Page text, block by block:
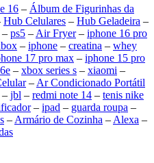
16 – Álbum de Figurinhas da
Hub Celulares – Hub Geladeira –
– ps5 – Air Fryer– iphone 16 pro
– iphone – creatina – whey
17 pro max – iphone 15 pro
– xbox series s – xiaomi –
– Ar Condicionado Portátil
– jbl – redmi note 14 – tenis nike
– ipad – guarda roupa –
– Armário de Cozinha – Alexa –